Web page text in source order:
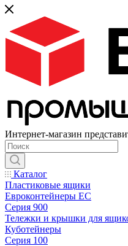
Интернет-магазин
Каталог
Пластиковые ящики
Евроконтейнеры ЕС
Серия 900
Тележки и крышки для
Куботейнеры
Серия 100